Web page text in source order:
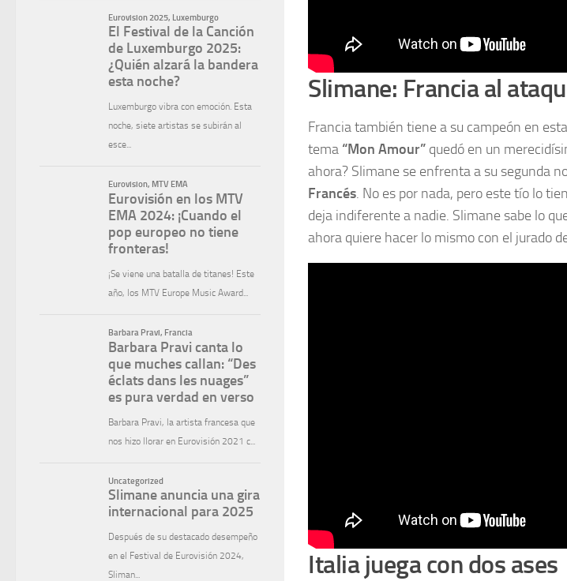
Slimane: Francia al
Francia también tiene a su campeón en
tema “Mon Amour” quedó en un
ahora? Slimane se enfrenta a su segunda
Francés. No es por nada, pero este tío lo
deja indiferente a nadie. Slimane sabe lo
ahora quiere hacer lo mismo con el jurado
Italia juega con dos ases